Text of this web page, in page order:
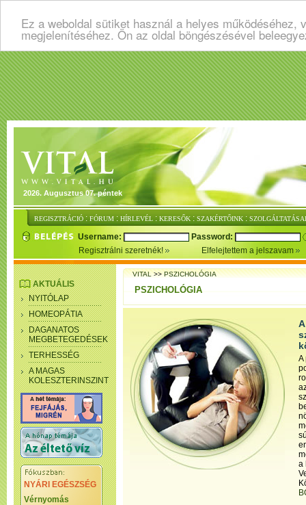
Ez a weboldal sütiket használ a helyes
megjelenítéséhez. Ön az oldal böngészésével
2026. Augusztus 07. péntek
REGISZTRÁCIÓ : FÓRUM : HÍRLEVÉL : KERESŐK : SZAKÉRTŐINK :
Username:
Password:
Regisztrálni szeretnék!
Elfelejtettem a jelszavam
AKTUÁLIS
NYITÓLAP
HOMEOPÁTIA
DAGANATOS
MEGBETEGEDÉSEK
TERHESSÉG
A MAGAS
KOLESZTERINSZINT
NYÁRI EGÉSZSÉG
Vérnyomás
VITAL>>PSZICHOLÓGIA
PSZICHOLÓGIA
A
a